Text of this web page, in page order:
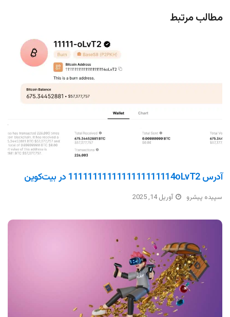
مطالب مرتبط
آدرس 1111111111111111111114oLvT2 در بیت‌کوین
سپیده پیشرو آوریل 14, 2025